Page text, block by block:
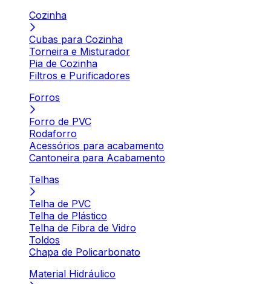
Cozinha
Cubas para Cozinha
Torneira e Misturador
Pia de Cozinha
Filtros e Purificadores
Forros
Forro de PVC
Rodaforro
Acessórios para acabamento
Cantoneira para Acabamento
Telhas
Telha de PVC
Telha de Plástico
Telha de Fibra de Vidro
Toldos
Chapa de Policarbonato
Material Hidráulico